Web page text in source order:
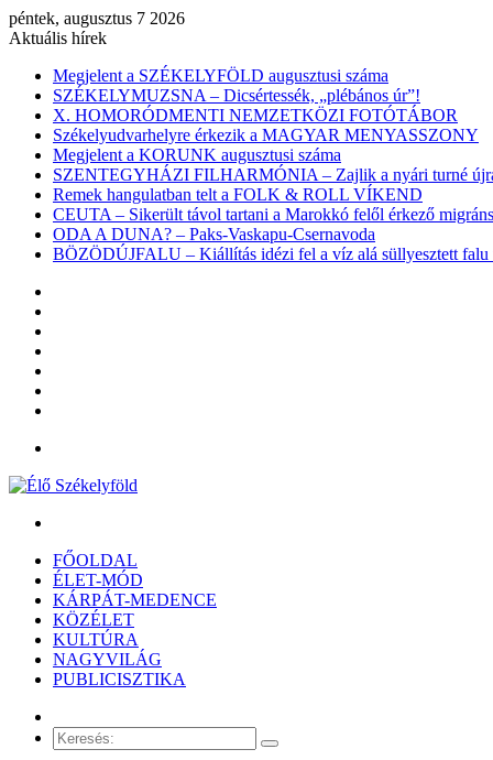
péntek, augusztus 7 2026
Aktuális hírek
Megjelent a SZÉKELYFÖLD augusztusi száma
SZÉKELYMUZSNA – Dicsértessék, „plébános úr”!
X. HOMORÓDMENTI NEMZETKÖZI FOTÓTÁBOR
Székelyudvarhelyre érkezik a MAGYAR MENYASSZONY
Megjelent a KORUNK augusztusi száma
SZENTEGYHÁZI FILHARMÓNIA – Zajlik a nyári turné
Remek hangulatban telt a FOLK & ROLL VÍKEND
CEUTA – Sikerült távol tartani a Marokkó felől érkező
ODA A DUNA? – Paks-Vaskapu-Csernavoda
BÖZÖDÚJFALU – Kiállítás idézi fel a víz alá süllyesztett falu
FŐOLDAL
ÉLET-MÓD
KÁRPÁT-MEDENCE
KÖZÉLET
KULTÚRA
NAGYVILÁG
PUBLICISZTIKA
cikk
Keresés: